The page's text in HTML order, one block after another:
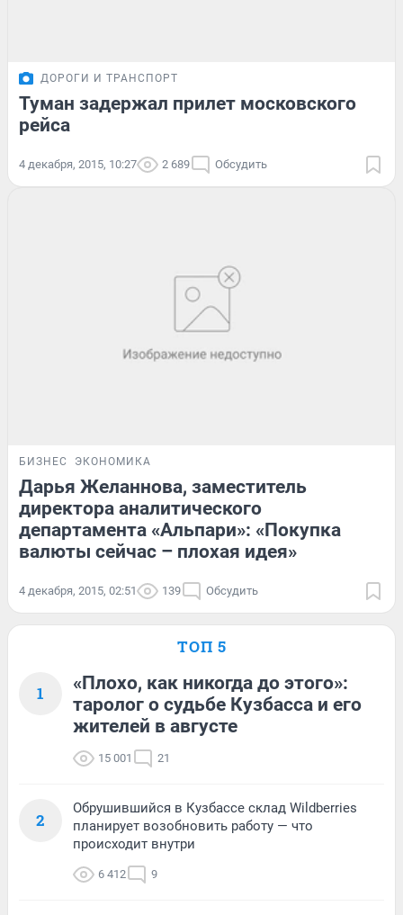
ДОРОГИ И ТРАНСПОРТ
Туман задержал прилет московского
рейса
4 декабря, 2015, 10:27 2 689 Обсудить
БИЗНЕС ЭКОНОМИКА
Дарья Желаннова, заместитель
директора аналитического
департамента «Альпари»: «Покупка
валюты сейчас – плохая идея»
4 декабря, 2015, 02:51 139 Обсудить
ТОП 5
1
«Плохо, как никогда до этого»:
таролог о судьбе Кузбасса и его
жителей в августе
15 001 21
2
Обрушившийся в Кузбассе склад Wildberries
планирует возобновить работу — что
происходит внутри
6 412 9